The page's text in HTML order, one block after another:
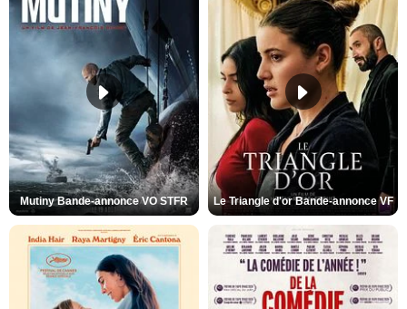
Mutiny Bande-annonce VO STFR Le Triangle d'or Bande-annonce VF